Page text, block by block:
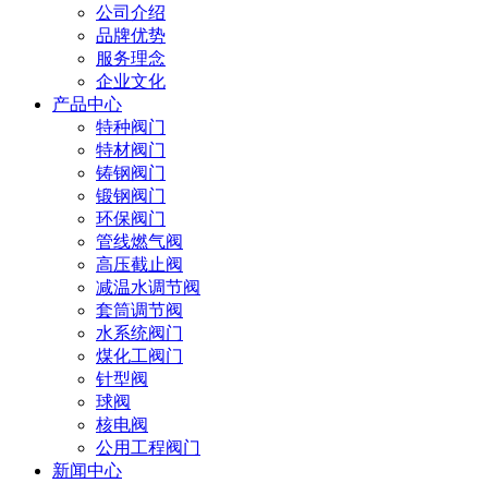
公司介绍
品牌优势
服务理念
企业文化
产品中心
特种阀门
特材阀门
铸钢阀门
锻钢阀门
环保阀门
管线燃气阀
高压截止阀
减温水调节阀
套筒调节阀
水系统阀门
煤化工阀门
针型阀
球阀
核电阀
公用工程阀门
新闻中心